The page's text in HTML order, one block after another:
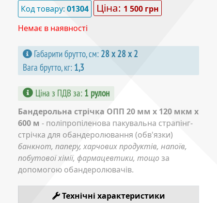
Код товару: 01304 Ціна: 1 500 грн
Немає в наявності
Габарити брутто, см: 28 х 28 х 2
Вага брутто, кг: 1,3
Ціна з ПДВ за: 1 рулон
Бандерольна стрічка ОПП 20 мм x 120 мкм x
600 м - поліпропіленова пакувальна страпінг-
стрічка для обандеролювання (обв'язки)
банкнот, паперу, харчових продуктів, напоїв,
побутової хімії, фармацевтики, тощоза
допомогою обандеролювачів.
Технічні характеристики